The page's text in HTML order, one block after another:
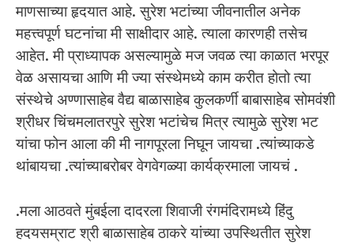
माणसाच्या हृदयात आहे. सुरेश भटांच्या जीवनातील अनेक
महत्त्वपूर्ण घटनांचा मी साक्षीदार आहे. त्याला कारणही तसेच
आहेत. मी प्राध्यापक असल्यामुळे मज जवळ त्या काळात भरपूर
वेळ असायचा आणि मी ज्या संस्थेमध्ये काम करीत होतो त्या
संस्थेचे अण्णासाहेब वैद्य बाळासाहेब कुलकर्णी बाबासाहेब सोमवंशी
श्रीधर चिंचमलातरपुरे सुरेश भटांचेच मित्र त्यामुळे सुरेश भट
यांचा फोन आला की मी नागपूरला निघून जायचा .त्यांच्याकडे
थांबायचा .त्यांच्याबरोबर वेगवेगळ्या कार्यक्रमाला जायचं .
.मला आठवते मुंबईला दादरला शिवाजी रंगमंदिरामध्ये हिंदु
हदयसम्राट श्री बाळासाहेब ठाकरे यांच्या उपस्थितीत सुरेश